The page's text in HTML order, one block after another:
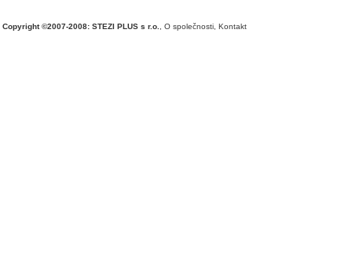
Copyright ©2007-2008: STEZI PLUS s r.o. O společnosti Kontakt